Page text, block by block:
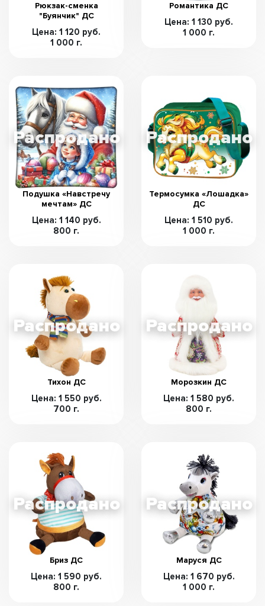
Рюкзак-сменка
"Буянчик" ДС
Цена: 1 120 руб.
1 000 г.
Романтика ДС
Цена: 1 130 руб.
1 000 г.
Подушка «Навстречу
мечтам» ДС
Цена: 1 140 руб.
800 г.
Термосумка «Лошадка»
ДС
Цена: 1 510 руб.
1 000 г.
Тихон ДС
Цена: 1 550 руб.
700 г.
Морозкин ДС
Цена: 1 580 руб.
800 г.
Бриз ДС
Цена: 1 590 руб.
800 г.
Маруся ДС
Цена: 1 670 руб.
1 000 г.